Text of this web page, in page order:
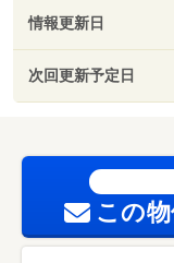
情報更新日
次回更新予定日
この